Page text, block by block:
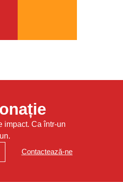
impact. Ca într-un
Contactează-ne